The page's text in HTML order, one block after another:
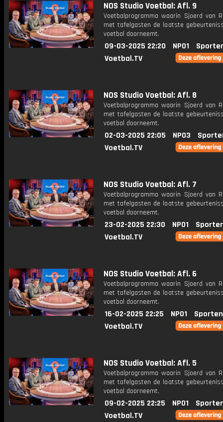
NOS Studio Voetbal: Afl. 9
Voetbalprogramma waarin Sjoerd van
met tafelgasten de laatste
voetbal doorneemt.
09-03-2025 22:20 NPO1
Voetbal.TV
NOS Studio Voetbal: Afl. 8
Voetbalprogramma waarin Sjoerd van
met tafelgasten de laatste
voetbal doorneemt.
02-03-2025 22:05 NPO3
Voetbal.TV
NOS Studio Voetbal: Afl. 7
Voetbalprogramma waarin Sjoerd van
met tafelgasten de laatste
voetbal doorneemt.
23-02-2025 22:30 NPO1
Voetbal.TV
NOS Studio Voetbal: Afl. 6
Voetbalprogramma waarin Sjoerd van
met tafelgasten de laatste
voetbal doorneemt.
16-02-2025 22:25 NPO1
Voetbal.TV
NOS Studio Voetbal: Afl. 5
Voetbalprogramma waarin Sjoerd van
met tafelgasten de laatste
voetbal doorneemt.
09-02-2025 22:25 NPO1
Voetbal.TV